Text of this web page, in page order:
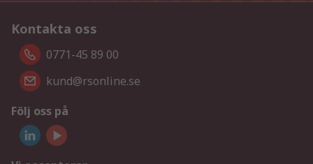
Kontakta oss
0771-45 89 00
kund@rsonline.se
Följ oss på